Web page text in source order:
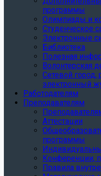
программы
Олимпиады и
Студенческое
Электронные
Библиотека
Полезная
Волонтерская
Сетевой город,
электронный
Работодателям
Преподавателям
Аттестации
программы
Конференции,
Правила